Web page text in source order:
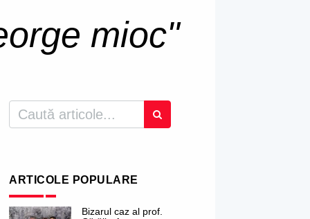
mioc"
ARTICOLE POPULARE
Bizarul caz al prof.